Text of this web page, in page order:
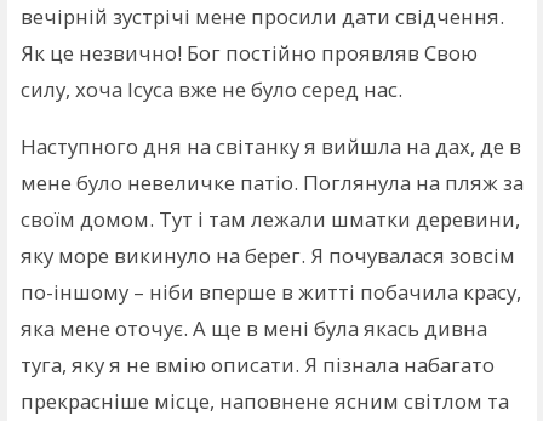
вечірній зустрічі мене просили дати свідчення.
Як це незвично! Бог постійно проявляв Свою
силу, хоча Ісуса вже не було серед нас.
Наступного дня на світанку я вийшла на дах, де в
мене було невеличке патіо. Поглянула на пляж за
своїм домом. Тут і там лежали шматки деревини,
яку море викинуло на берег. Я почувалася зовсім
по-іншому – ніби вперше в житті побачила красу,
яка мене оточує. А ще в мені була якась дивна
туга, яку я не вмію описати. Я пізнала набагато
прекрасніше місце, наповнене ясним світлом та